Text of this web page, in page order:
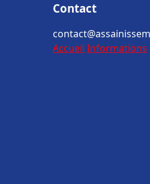
Contact
Accueil Informations